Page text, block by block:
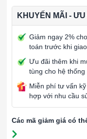
KHUYẾN MÃI - ƯU
Giảm ngay 2%
toán trước khi giao
Ưu đãi thêm khi
tùng cho hệ thống
Miễn phí tư vấn
hợp với nhu cầu
Các mã giảm giá có